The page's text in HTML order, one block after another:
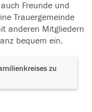
Freunde und
Trauergemeinde
anderen Mitgliedern
bequem ein.
zu